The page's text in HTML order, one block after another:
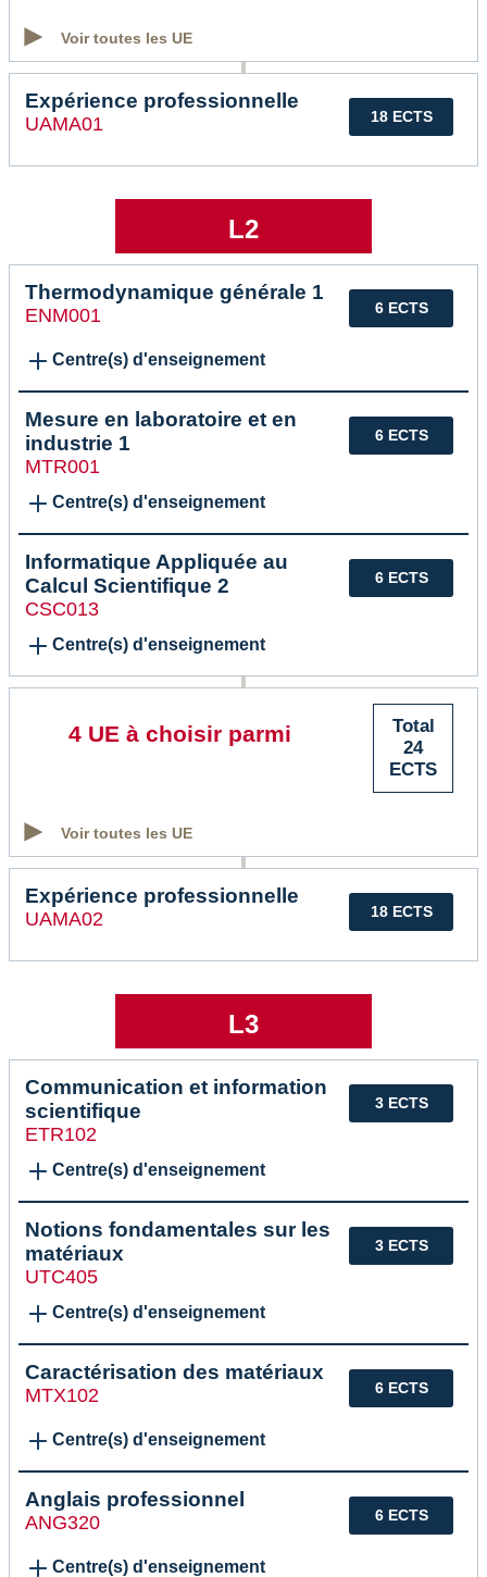
Voir toutes les UE
18 ECTS
Expérience professionnelle
UAMA01
L2
6 ECTS
Thermodynamique générale 1
ENM001
Centre(s) d'enseignement
6 ECTS
Mesure en laboratoire et en
industrie 1
MTR001
Centre(s) d'enseignement
6 ECTS
Informatique Appliquée au
Calcul Scientifique 2
CSC013
Centre(s) d'enseignement
Total
24
ECTS
4 UE à choisir parmi
Voir toutes les UE
18 ECTS
Expérience professionnelle
UAMA02
L3
3 ECTS
Communication et information
scientifique
ETR102
Centre(s) d'enseignement
3 ECTS
Notions fondamentales sur les
matériaux
UTC405
Centre(s) d'enseignement
6 ECTS
Caractérisation des matériaux
MTX102
Centre(s) d'enseignement
6 ECTS
Anglais professionnel
ANG320
Centre(s) d'enseignement